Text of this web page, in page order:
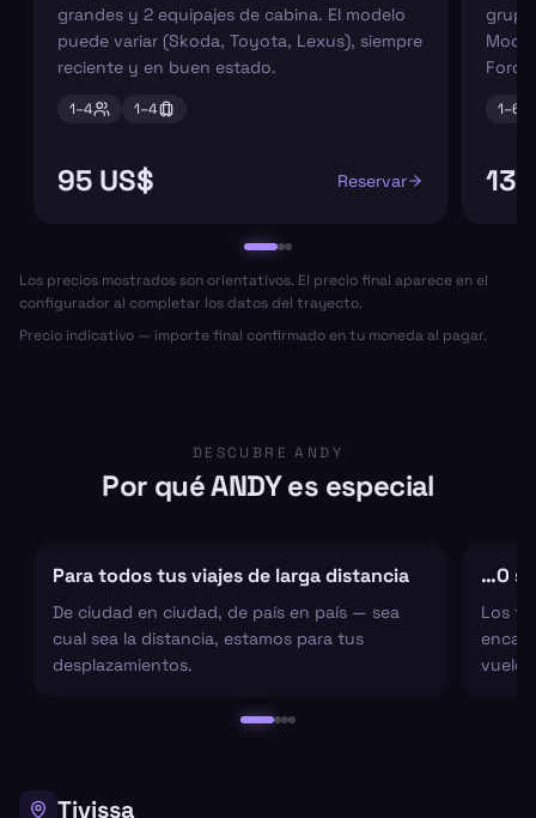
grandes y 2 equipajes de cabina. El modelo
puede variar (Skoda, Toyota, Lexus), siempre
reciente y en buen estado.
1–4 1–4
95 US$ Reservar
Ford
1–6
Los precios mostrados son orientativos. El precio final aparece en el
configurador al completar los datos del trayecto.
Precio indicativo — importe final confirmado en tu moneda al pagar.
DESCUBRE ANDY
Por qué ANDY es especial
Para todos tus viajes de larga distancia
De ciudad en ciudad, de país en país — sea
cual sea la distancia, estamos para tus
desplazamientos.
…O
Los
vuelo
Tivissa